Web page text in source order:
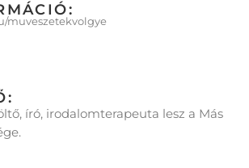
muveszetekvolgye
író, irodalomterapeuta lesz a Más